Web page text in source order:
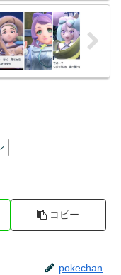
コピー
pokechan